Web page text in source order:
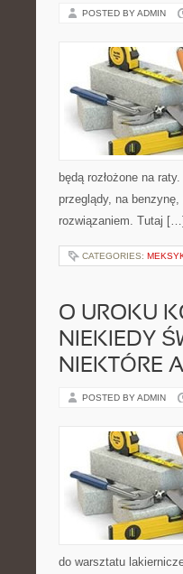
POSTED BY ADMIN
będą rozłożone na
przeglądy, na
rozwiązaniem. Tutaj […]
CATEGORIES:
O UROKU
NIEKIEDY
NIEKTÓRE
POSTED BY ADMIN
do warsztatu